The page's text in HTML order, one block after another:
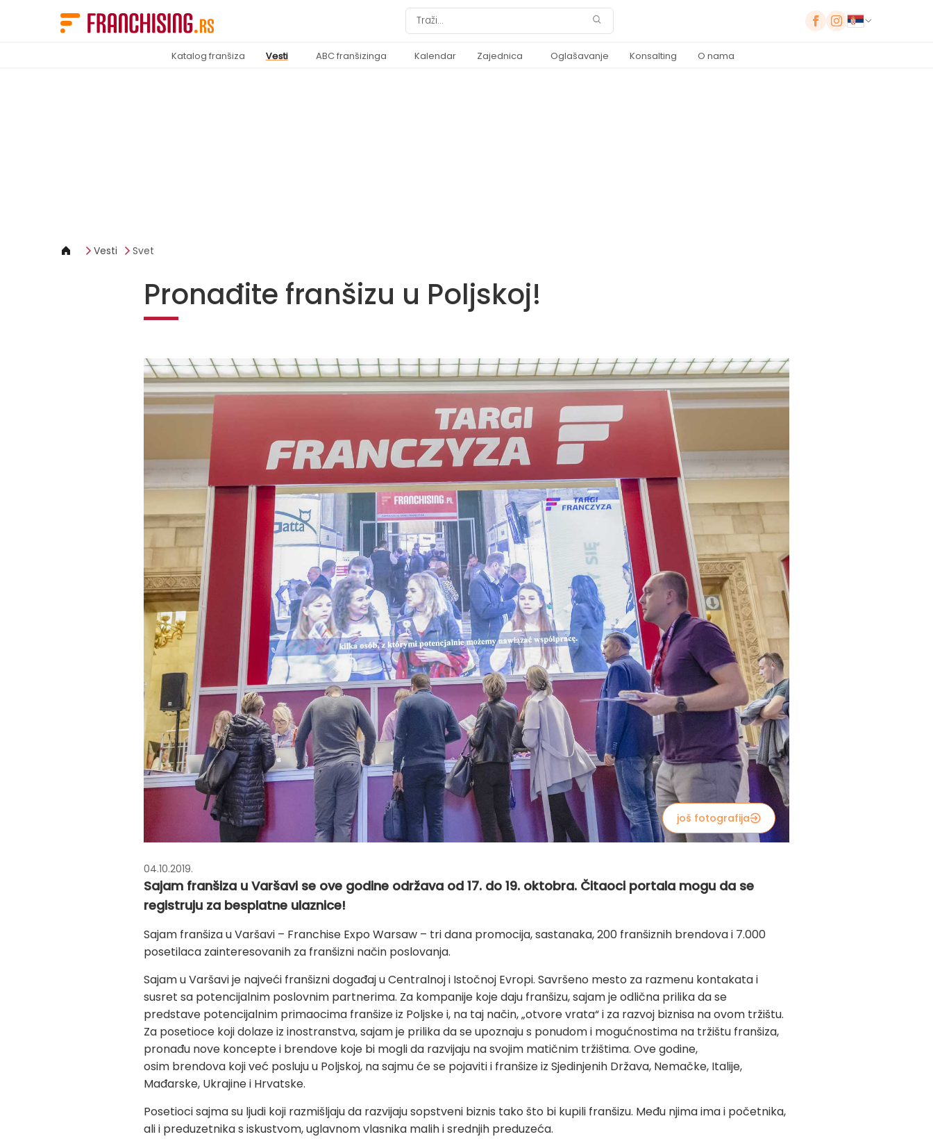
Katalog franšiza Vesti ABC franšizinga Kalendar Zajednica Oglašavanje Konsalting O nama
Vesti Svet
Pronađite franšizu u Poljskoj!
još fotografija
04.10.2019.
Sajam franšiza u Varšavi se ove godine održava od 17. do 19. oktobra. Čitaoci portala mogu da se
registruju za besplatne ulaznice!
Sajam franšiza u Varšavi – Franchise Expo Warsaw – tri dana promocija, sastanaka, 200 franšiznih brendova i 7.000
posetilaca zainteresovanih za franšizni način poslovanja.
Sajam u Varšavi je najveći franšizni događaj u Centralnoj i Istočnoj Evropi. Savršeno mesto za razmenu kontakata i
susret sa potencijalnim poslovnim partnerima. Za kompanije koje daju franšizu, sajam je odlična prilika da se
predstave potencijalnim primaocima franšize iz Poljske i, na taj način, „otvore vrata“ i za razvoj biznisa na ovom tržištu.
Za posetioce koji dolaze iz inostranstva, sajam je prilika da se upoznaju s ponudom i mogućnostima na tržištu franšiza,
pronađu nove koncepte i brendove koje bi mogli da razvijaju na svojim matičnim tržištima. Ove godine,
osim brendova koji već posluju u Poljskoj, na sajmu će se pojaviti i franšize iz Sjedinjenih Država, Nemačke, Italije,
Mađarske, Ukrajine i Hrvatske.
Posetioci sajma su ljudi koji razmišljaju da razvijaju sopstveni biznis tako što bi kupili franšizu. Među njima ima i početnika,
ali i preduzetnika s iskustvom, uglavnom vlasnika malih i srednjih preduzeća.